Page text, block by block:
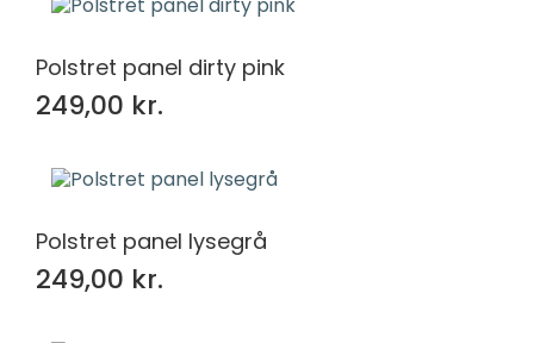
Polstret panel dirty pink
249,00 kr.
Polstret panel lysegrå
249,00 kr.